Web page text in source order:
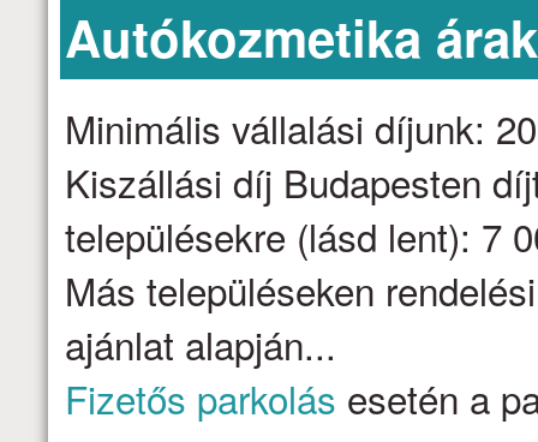
Autókozmetika árak
Minimális vállalási díjunk:
Kiszállási díj Budapesten
településekre (lásd lent): 7
Más településeken
ajánlat alapján...
Fizetős parkolás esetén a